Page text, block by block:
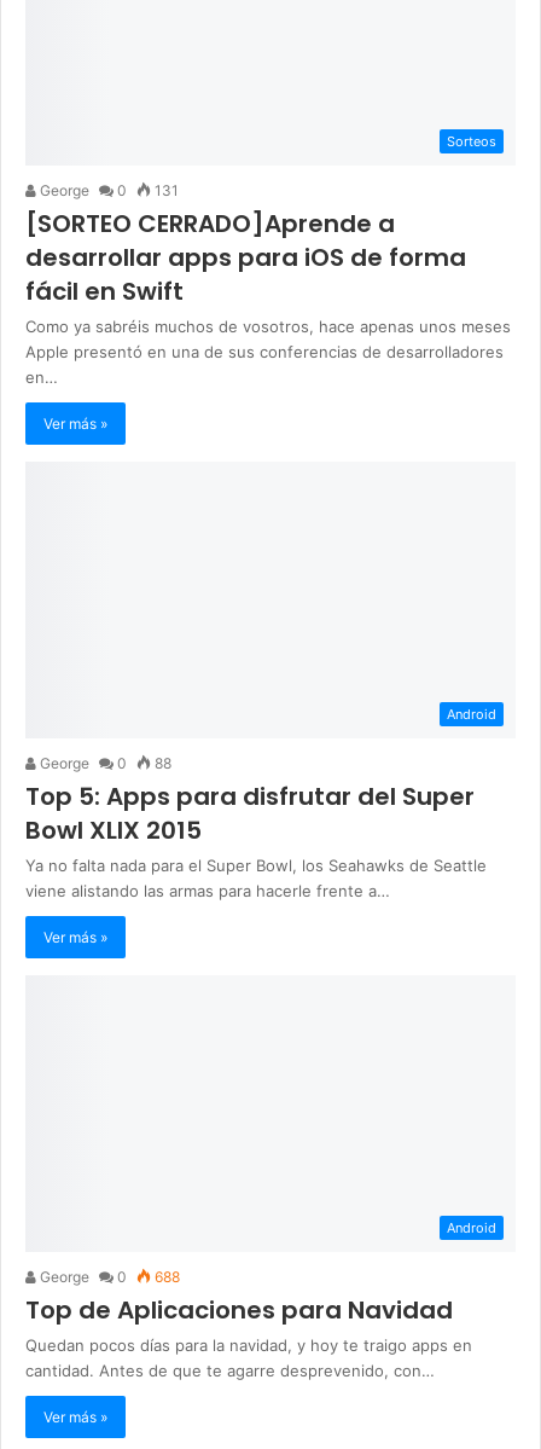
Sorteos
George 0 131
[SORTEO CERRADO]Aprende a
desarrollar apps para iOS de forma
fácil en Swift
Como ya sabréis muchos de vosotros, hace apenas unos meses
Apple presentó en una de sus conferencias de desarrolladores
en…
Ver más »
Android
George 0 88
Top 5: Apps para disfrutar del Super
Bowl XLIX 2015
Ya no falta nada para el Super Bowl, los Seahawks de Seattle
viene alistando las armas para hacerle frente a…
Ver más »
Android
George 0 688
Top de Aplicaciones para Navidad
Quedan pocos días para la navidad, y hoy te traigo apps en
cantidad. Antes de que te agarre desprevenido, con…
Ver más »